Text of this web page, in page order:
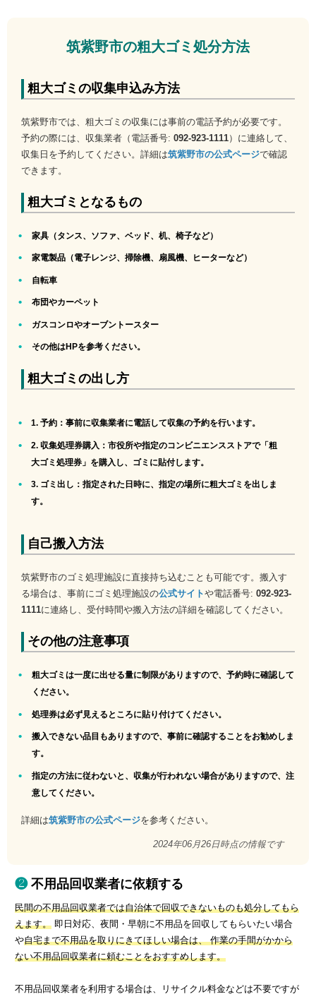
筑紫野市の粗大ゴミ処分方法
粗大ゴミの収集申込み方法
筑紫野市では、粗大ゴミの収集には事前の電話予約が必要です。
予約の際には、収集業者（電話番号: 092-923-1111）に連絡して、
収集日を予約してください。詳細は筑紫野市の公式ページで確認
できます。
粗大ゴミとなるもの
家具（タンス、ソファ、ベッド、机、椅子など）
家電製品（電子レンジ、掃除機、扇風機、ヒーターなど）
自転車
布団やカーペット
ガスコンロやオーブントースター
その他はHPを参考ください。
粗大ゴミの出し方
1. 予約 ：事前に収集業者に電話して収集の予約を行います。
2. 収集処理券購入 ：市役所や指定のコンビニエンスストアで「粗
大ゴミ処理券」を購入し、ゴミに貼付します。
3. ゴミ出し ：指定された日時に、指定の場所に粗大ゴミを出しま
す。
自己搬入方法
筑紫野市のゴミ処理施設に直接持ち込むことも可能です。搬入す
る場合は、事前にゴミ処理施設の公式サイトや電話番号: 092-923-
1111に連絡し、受付時間や搬入方法の詳細を確認してください。
その他の注意事項
粗大ゴミは一度に出せる量に制限がありますので、予約時に確認して
ください。
処理券は必ず見えるところに貼り付けてください。
搬入できない品目もありますので、事前に確認することをお勧めしま
す。
指定の方法に従わないと、収集が行われない場合がありますので、注
意してください。
詳細は筑紫野市の公式ページを参考ください。
2024年06月26日時点の情報です
不用品回収業者に依頼する
民間の不用品回収業者では自治体で回収できないものも処分してもら
えます。即日対応、夜間・早朝に不用品を回収してもらいたい場合
や自宅まで不用品を取りにきてほしい場合は、 作業の手間がかから
ない不用品回収業者に頼むことをおすすめします。
不用品回収業者を利用する場合は、リサイクル料金などは不要ですが